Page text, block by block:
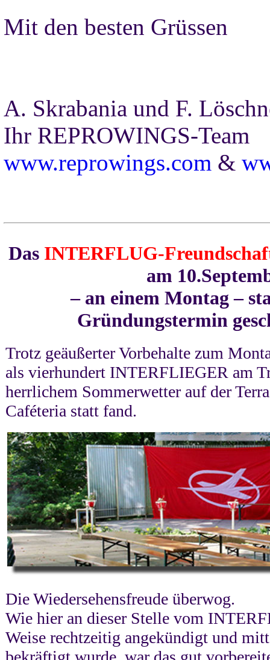
Mit den besten Grüssen
A. Skrabania und F.
Ihr REPROWINGS-Team
www.reprowings.com &
Das INTERFLUG-
am
– an einem Montag –
Gründungstermin
Trotz geäußerter Vorbehalte zum
als vierhundert INTERFLIEGER am
herrlichem Sommerwetter auf der
Caféteria statt fand.
Die Wiedersehensfreude überwog.
Wie hier an dieser Stelle vom
Weise rechtzeitig angekündigt und